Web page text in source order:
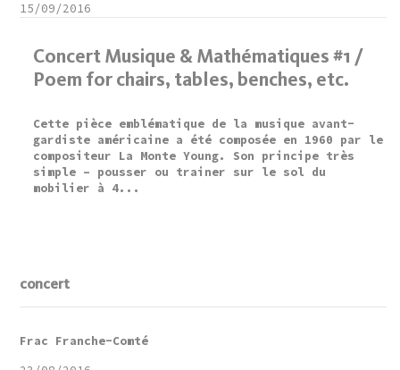
Concert Musique & Mathématiques #1 /
Poem for chairs, tables, benches, etc.
Cette pièce emblématique de la musique avant-
gardiste américaine a été composée en 1960 par le
compositeur La Monte Young. Son principe très
simple – pousser ou trainer sur le sol du
mobilier à 4...
15/09/2016
concert
Frac Franche-Comté